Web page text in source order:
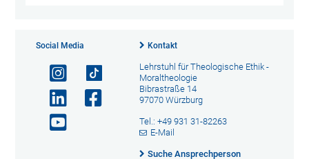
Social Media Kontakt
Lehrstuhl für Theologische Ethik -
Moraltheologie
Bibrastraße 14
97070 Würzburg
Tel.: +49 931 31-82263
E-Mail
Suche Ansprechperson